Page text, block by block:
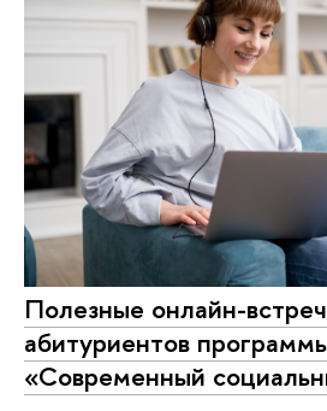
Полезные онлайн-
абитуриентов
«Современный